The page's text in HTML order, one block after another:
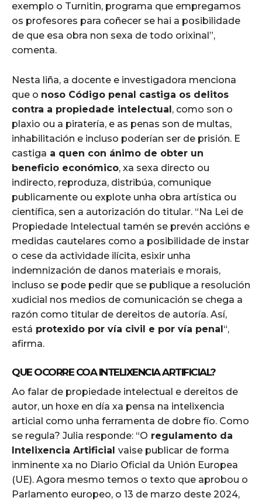
exemplo o Turnitin, programa que empregamos
os profesores para coñecer se hai a posibilidade
de que esa obra non sexa de todo orixinal”,
comenta.
Nesta liña, a docente e investigadora menciona
que o noso Código penal castiga os delitos
contra a propiedade intelectual, como son o
plaxio ou a piratería, e as penas son de multas,
inhabilitación e incluso poderían ser de prisión. E
castiga a quen con ánimo de obter un
beneficio económico, xa sexa directo ou
indirecto, reproduza, distribúa, comunique
publicamente ou explote unha obra artística ou
científica, sen a autorización do titular. “Na Lei de
Propiedade Intelectual tamén se prevén accións e
medidas cautelares como a posibilidade de instar
o cese da actividade ilícita, esixir unha
indemnización de danos materiais e morais,
incluso se pode pedir que se publique a resolución
xudicial nos medios de comunicación se chega a
razón como titular de dereitos de autoría. Así,
está protexido por vía civil e por vía penal“,
afirma.
QUE OCORRE COA INTELIXENCIA ARTIFICIAL?
Ao falar de propiedade intelectual e dereitos de
autor, un hoxe en día xa pensa na intelixencia
articial como unha ferramenta de dobre fío. Como
se regula? Julia responde: “O regulamento da
Intelixencia Artificial vaise publicar de forma
inminente xa no Diario Oficial da Unión Europea
(UE). Agora mesmo temos o texto que aprobou o
Parlamento europeo, o 13 de marzo deste 2024,